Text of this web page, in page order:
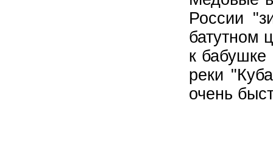
России
батутном
к бабушке
реки
очень